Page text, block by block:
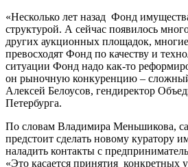
«Несколько лет назад Фонд
структурой. А сейчас появилось
других аукционных площадок,
превосходят Фонд по качеству и
ситуации Фонд надо как-то
он рыночную конкуренцию –
Алексей Белоусов, гендиректор
Петербурга.
По словам Владимира Меньшикова,
предстоит сделать новому куратору
наладить контакты с
«Это касается принятия конкретных